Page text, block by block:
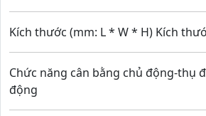
Kích thước (mm: L * W * H) Kích
Chức năng cân bằng chủ động-thụ
động